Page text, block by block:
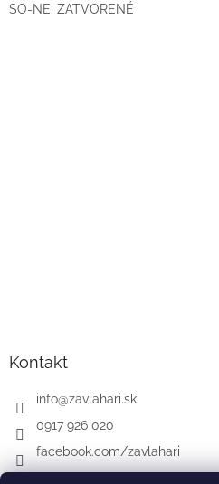
SO-NE: ZATVORENÉ
Kontakt
info@zavlahari.sk
0917 926 020
facebook.com/zavlahari